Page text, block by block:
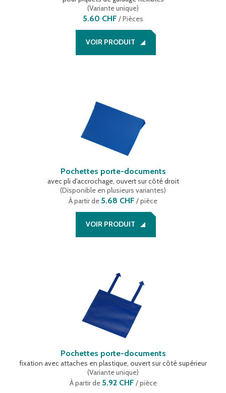
(Variante unique)
5.60 CHF /Pièces
VOIR PRODUIT
Pochettes porte-documents
avec pli d'accrochage, ouvert sur côté droit
(Disponible en plusieurs variantes)
À partir de 5.68 CHF / pièce
VOIR PRODUIT
Pochettes porte-documents
fixation avec attaches en plastique, ouvert sur côté supérieur
(Variante unique)
À partir de 5.92 CHF / pièce